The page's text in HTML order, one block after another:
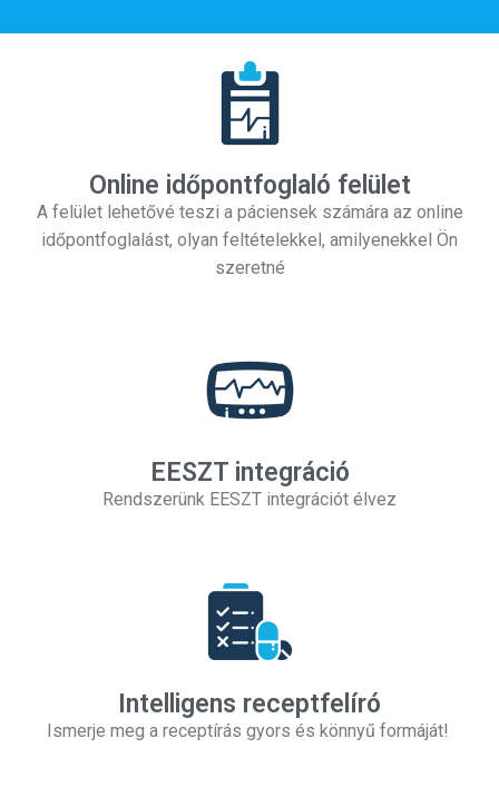
Online időpontfoglaló felület
A felület lehetővé teszi a páciensek számára az online
időpontfoglalást, olyan feltételekkel, amilyenekkel Ön
szeretné
EESZT integráció
Rendszerünk EESZT integrációt élvez
Intelligens receptfelíró
Ismerje meg a receptírás gyors és könnyű formáját!